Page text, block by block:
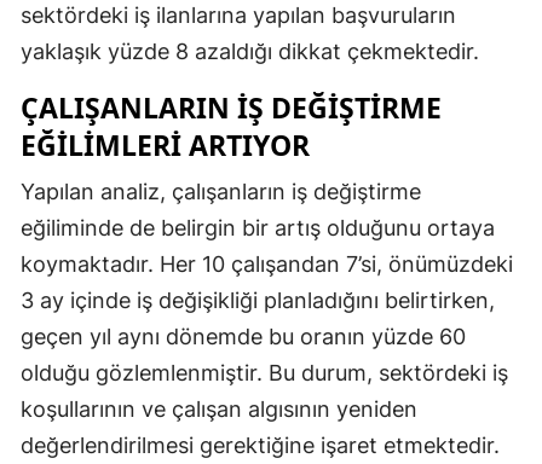
sektördeki iş ilanlarına yapılan başvuruların
yaklaşık yüzde 8 azaldığı dikkat çekmektedir.
ÇALIŞANLARIN İŞ DEĞIŞTIRME
EĞILIMLERI ARTIYOR
Yapılan analiz, çalışanların iş değiştirme
eğiliminde de belirgin bir artış olduğunu ortaya
koymaktadır. Her 10 çalışandan 7’si, önümüzdeki
3 ay içinde iş değişikliği planladığını belirtirken,
geçen yıl aynı dönemde bu oranın yüzde 60
olduğu gözlemlenmiştir. Bu durum, sektördeki iş
koşullarının ve çalışan algısının yeniden
değerlendirilmesi gerektiğine işaret etmektedir.